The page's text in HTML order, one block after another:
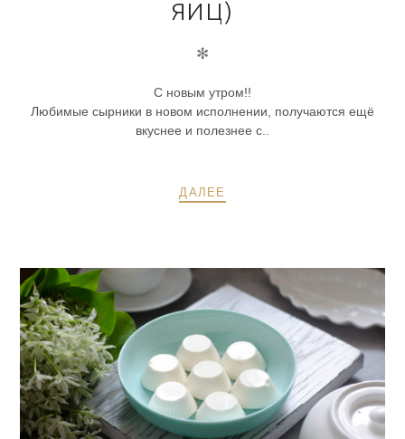
ЯИЦ)
✻
С новым утром!!
Любимые сырники в новом исполнении, получаются ещё
вкуснее и полезнее с..
ДАЛЕЕ